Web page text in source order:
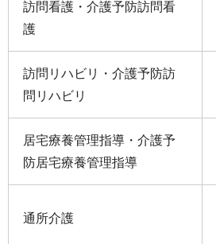
訪問看護・介護予防訪問看
護
訪問リハビリ・介護予防訪
問リハビリ
居宅療養管理指導・介護予
防居宅療養管理指導
通所介護